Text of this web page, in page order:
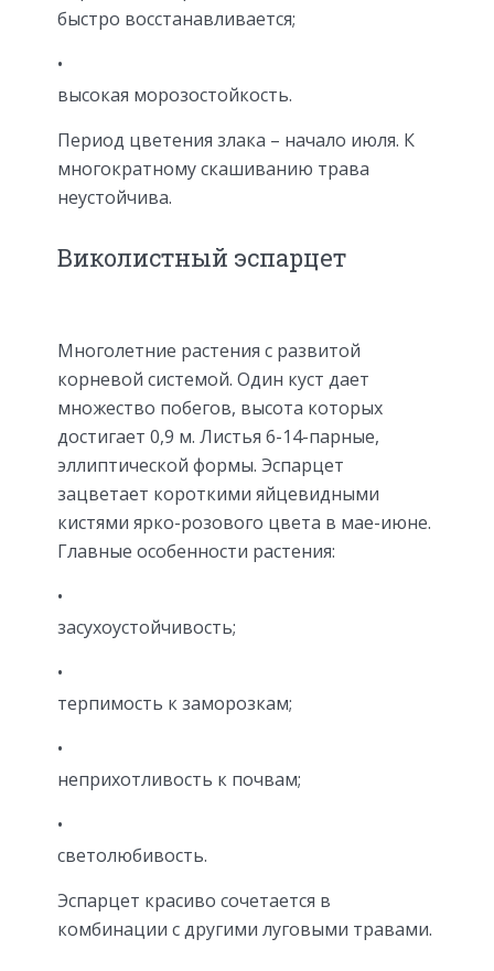
быстро восстанавливается;
высокая морозостойкость.
Период цветения злака – начало июля. К
многократному скашиванию трава
неустойчива.
Виколистный эспарцет
Многолетние растения с развитой
корневой системой. Один куст дает
множество побегов, высота которых
достигает 0,9 м. Листья 6-14-парные,
эллиптической формы. Эспарцет
зацветает короткими яйцевидными
кистями ярко-розового цвета в мае-июне.
Главные особенности растения:
засухоустойчивость;
терпимость к заморозкам;
неприхотливость к почвам;
светолюбивость.
Эспарцет красиво сочетается в
комбинации с другими луговыми травами.